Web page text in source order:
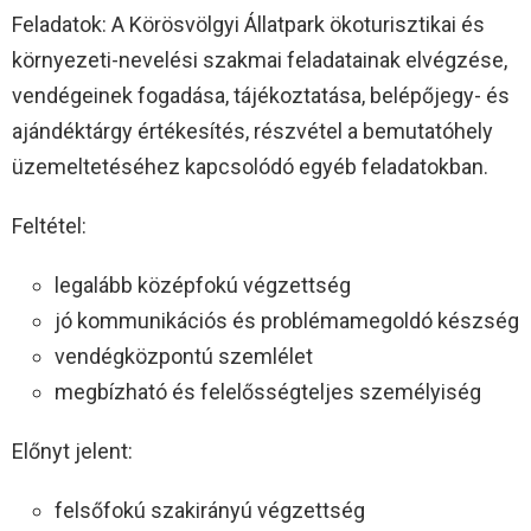
Feladatok: A Körösvölgyi Állatpark ökoturisztikai és
környezeti-nevelési szakmai feladatainak elvégzése,
vendégeinek fogadása, tájékoztatása, belépőjegy- és
ajándéktárgy értékesítés, részvétel a bemutatóhely
üzemeltetéséhez kapcsolódó egyéb feladatokban.
Feltétel:
legalább középfokú végzettség
jó kommunikációs és problémamegoldó készség
vendégközpontú szemlélet
megbízható és felelősségteljes személyiség
Előnyt jelent:
felsőfokú szakirányú végzettség